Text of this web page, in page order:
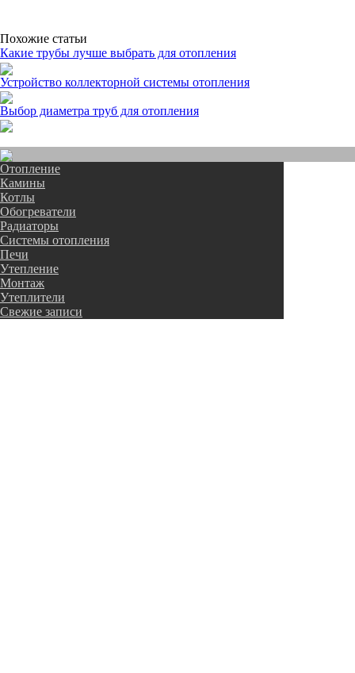
Похожие статьи
Какие трубы лучше выбрать для отопления
Устройство коллекторной системы отопления
Выбор диаметра труб для отопления
Отопление
Камины
Котлы
Обогреватели
Радиаторы
Системы отопления
Печи
Утепление
Монтаж
Утеплители
Свежие записи